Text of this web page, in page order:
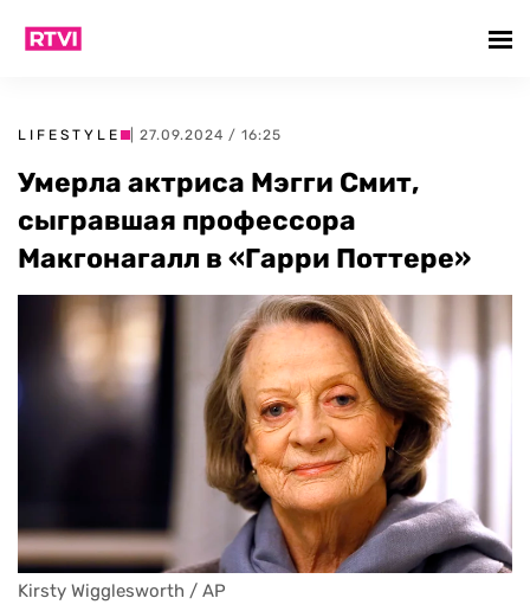
LIFESTYLE | 27.09.2024 / 16:25
Умерла актриса Мэгги Смит,
сыгравшая профессора
Макгонагалл в «Гарри Поттере»
Kirsty Wigglesworth / AP